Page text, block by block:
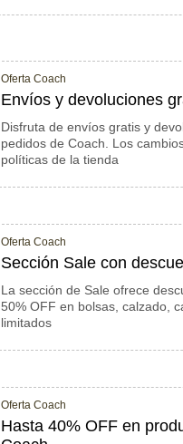
Oferta Coach
Envíos y devoluciones
Disfruta de envíos gratis y
pedidos de Coach. Los
políticas de la tienda
Oferta Coach
Sección Sale con
La sección de Sale ofrece
50% OFF en bolsas, calzado,
limitados
Oferta Coach
Hasta 40% OFF en